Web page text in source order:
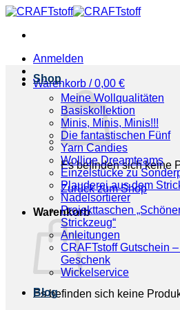
Zum
springen
Anmelden
Warenkorb /0,00 €
Es befinden sich keine
Zurück zum Shop
Warenkorb
Es befinden sich keine
Shop
Meine Wollqualitäten
Basiskollektion
Minis, Minis, Minis!!!
Die fantastischen Fünf
Yarn Candies
Wollige Dreamteams
Einzelstücke zu
Plauderei aus dem
Nadelsortierer
Projekttaschen
Strickzeug“
Anleitungen
CRAFTstoff Gutschein
Geschenk
Wickelservice
Blog